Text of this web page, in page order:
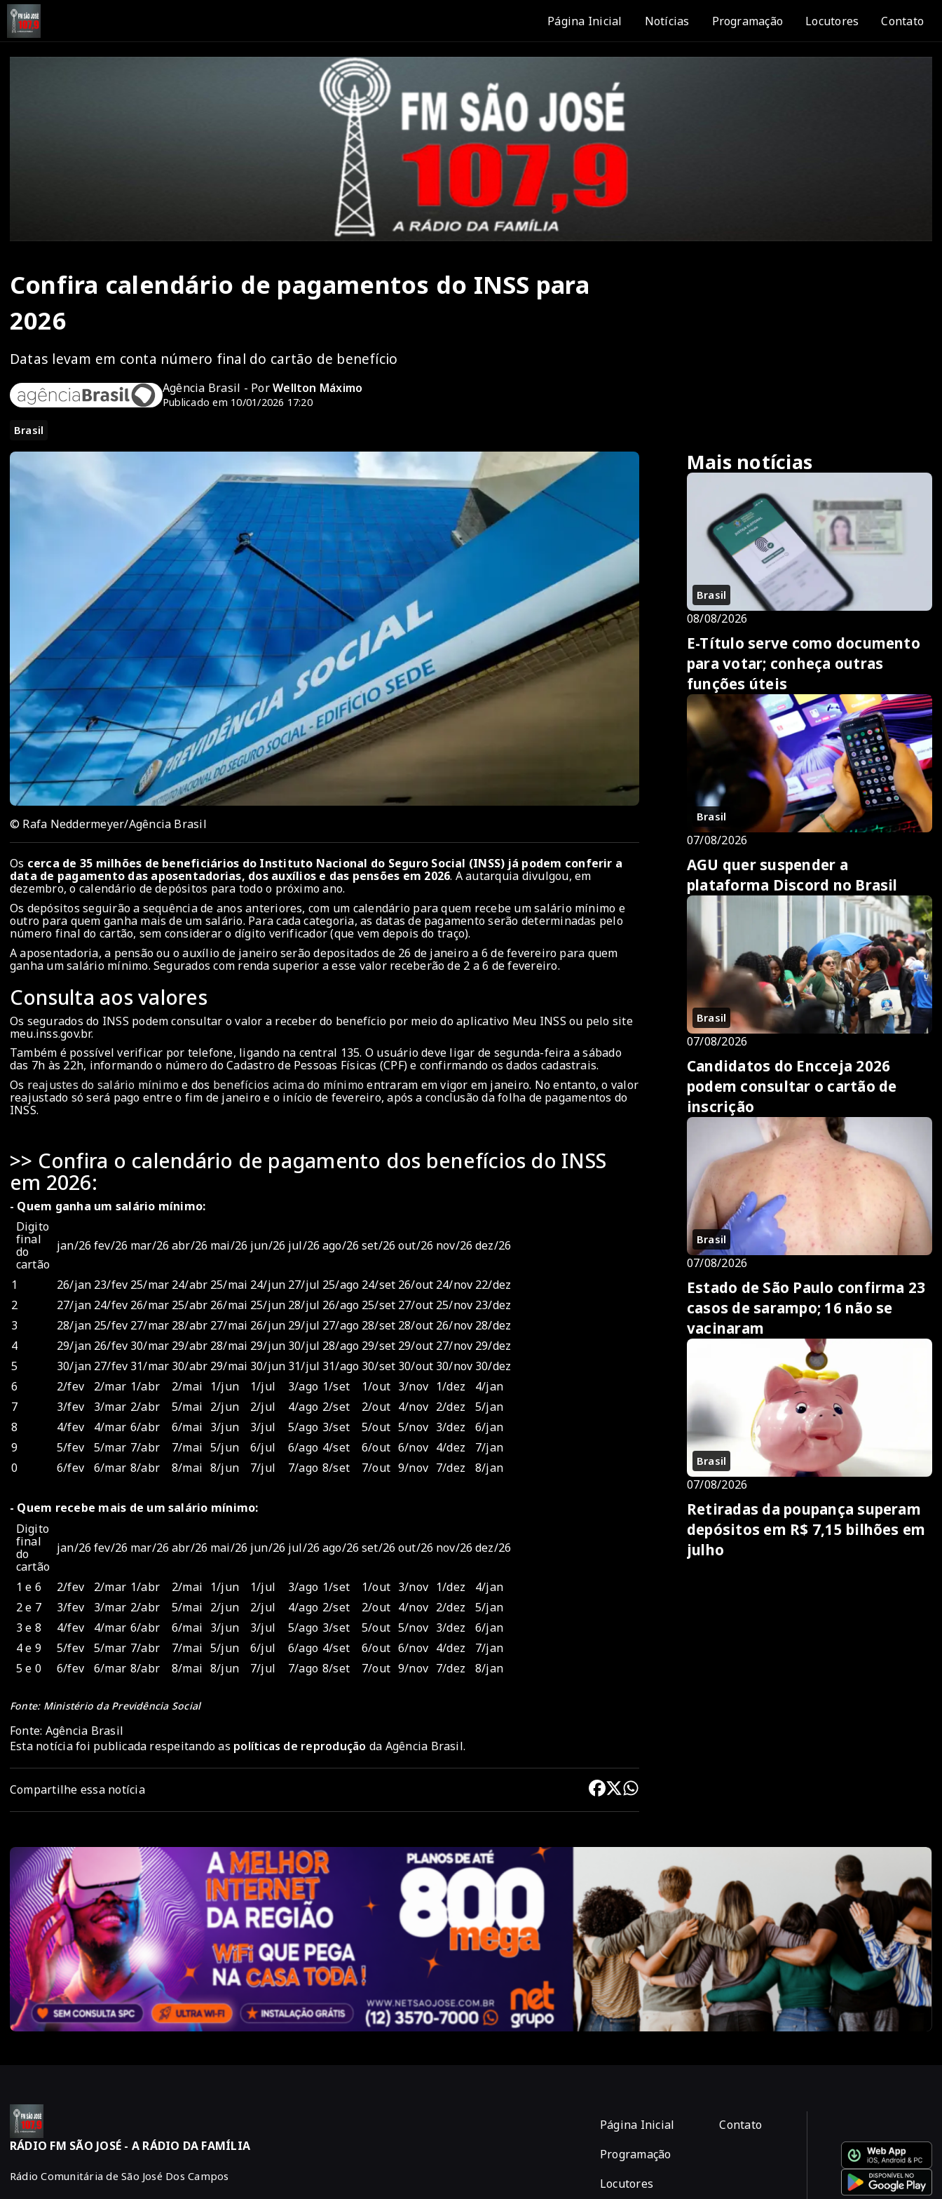
Página Inicial Notícias Programação Locutores Contato
Confira calendário de pagamentos do INSS para
2026
Datas levam em conta número final do cartão de benefício
Agência Brasil - PorWellton Máximo
Publicado em 10/01/2026 17:20
Brasil
© Rafa Neddermeyer/Agência Brasil
Os cerca de 35 milhões de beneficiários do Instituto Nacional do Seguro Social (INSS) já podem conferir a
data de pagamento das aposentadorias, dos auxílios e das pensões em 2026. A autarquia divulgou, em
dezembro, o calendário de depósitos para todo o próximo ano.
Os depósitos seguirão a sequência de anos anteriores, com um calendário para quem recebe um salário mínimo e
outro para quem ganha mais de um salário. Para cada categoria, as datas de pagamento serão determinadas pelo
número final do cartão, sem considerar o dígito verificador (que vem depois do traço).
A aposentadoria, a pensão ou o auxílio de janeiro serão depositados de 26 de janeiro a 6 de fevereiro para quem
ganha um salário mínimo. Segurados com renda superior a esse valor receberão de 2 a 6 de fevereiro.
Consulta aos valores
Os segurados do INSS podem consultar o valor a receber do benefício por meio do aplicativo Meu INSS ou pelo site
meu.inss.gov.br.
Também é possível verificar por telefone, ligando na central 135. O usuário deve ligar de segunda-feira a sábado
das 7h às 22h, informando o número do Cadastro de Pessoas Físicas (CPF) e confirmando os dados cadastrais.
Os reajustes do salário mínimoe dos benefícios acima do mínimoentraram em vigor em janeiro. No entanto, o valor
reajustado só será pago entre o fim de janeiro e o início de fevereiro, após a conclusão da folha de pagamentos do
INSS.
>> Confira o calendário de pagamento dos benefícios do INSS
em 2026:
- Quem ganha um salário mínimo:
Digito
final
do
cartão
jan/26 fev/26 mar/26 abr/26 mai/26 jun/26 jul/26 ago/26 set/26 out/26 nov/26 dez/26
1 26/jan 23/fev 25/mar 24/abr 25/mai 24/jun 27/jul 25/ago 24/set 26/out 24/nov 22/dez
2
27/jan 24/fev 26/mar 25/abr 26/mai 25/jun 28/jul 26/ago 25/set 27/out 25/nov 23/dez
3
28/jan 25/fev 27/mar 28/abr 27/mai 26/jun 29/jul 27/ago 28/set 28/out 26/nov 28/dez
4
29/jan 26/fev 30/mar 29/abr 28/mai 29/jun 30/jul 28/ago 29/set 29/out 27/nov 29/dez
5
30/jan 27/fev 31/mar 30/abr 29/mai 30/jun 31/jul 31/ago 30/set 30/out 30/nov 30/dez
6
2/fev 2/mar 1/abr 2/mai 1/jun 1/jul 3/ago 1/set 1/out 3/nov 1/dez
4/jan
7
3/fev 3/mar 2/abr 5/mai 2/jun 2/jul 4/ago 2/set 2/out 4/nov 2/dez
5/jan
8
4/fev 4/mar 6/abr 6/mai 3/jun 3/jul 5/ago 3/set 5/out 5/nov 3/dez
6/jan
9
5/fev 5/mar 7/abr 7/mai 5/jun 6/jul 6/ago 4/set 6/out 6/nov 4/dez
7/jan
0
6/fev 6/mar 8/abr 8/mai 8/jun 7/jul 7/ago 8/set 7/out 9/nov 7/dez 8/jan
- Quem recebe mais de um salário mínimo:
Digito
final
do
cartão
jan/26 fev/26 mar/26 abr/26 mai/26 jun/26 jul/26 ago/26 set/26 out/26 nov/26 dez/26
1 e 6 2/fev 2/mar 1/abr 2/mai 1/jun 1/jul 3/ago 1/set 1/out 3/nov 1/dez
4/jan
2 e 7
3/fev 3/mar 2/abr 5/mai 2/jun 2/jul 4/ago 2/set 2/out 4/nov 2/dez
5/jan
3 e 8
4/fev 4/mar 6/abr 6/mai 3/jun 3/jul 5/ago 3/set 5/out 5/nov 3/dez
6/jan
4 e 9
5/fev 5/mar 7/abr 7/mai 5/jun 6/jul 6/ago 4/set 6/out 6/nov 4/dez
7/jan
5 e 0
6/fev 6/mar 8/abr 8/mai 8/jun 7/jul 7/ago 8/set 7/out 9/nov 7/dez 8/jan
Fonte: Ministério da Previdência Social
Fonte: Agência Brasil
Esta notícia foi publicada respeitando as políticas de reprodução da Agência Brasil.
Compartilhe essa notícia
Mais notícias
Brasil
08/08/2026
E-Título serve como documento
para votar; conheça outras
funções úteis
Brasil
07/08/2026
AGU quer suspender a
plataforma Discord no Brasil
Brasil
07/08/2026
Candidatos do Encceja 2026
podem consultar o cartão de
inscrição
Brasil
07/08/2026
Estado de São Paulo confirma 23
casos de sarampo; 16 não se
vacinaram
Brasil
07/08/2026
Retiradas da poupança superam
depósitos em R$ 7,15 bilhões em
julho
RÁDIO FM SÃO JOSÉ - A RÁDIO DA FAMÍLIA
Rádio Comunitária de São José Dos Campos
Página Inicial
Programação
Locutores
Contato